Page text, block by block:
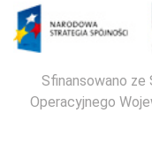
Sfinansowano ze
Operacyjnego